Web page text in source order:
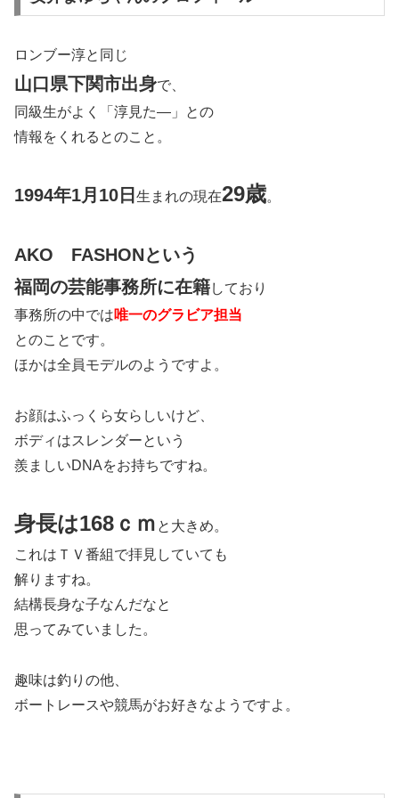
ロンブー淳と同じ
山口県下関市出身で、
同級生がよく「淳見た―」との
情報をくれるとのこと。
1994年1月10日 生まれの現在29歳。
AKO FASHONという
福岡の芸能事務所に在籍しており
事務所の中では唯一のグラビア担当
とのことです。
ほかは全員モデルのようですよ。
お顔はふっくら女らしいけど、
ボディはスレンダーという
羨ましいDNAをお持ちですね。
身長は168ｃｍ と大きめ。
これはＴＶ番組で拝見していても
解りますね。
結構長身な子なんだなと
思ってみていました。
趣味は釣りの他、
ボートレースや競馬がお好きなようですよ。